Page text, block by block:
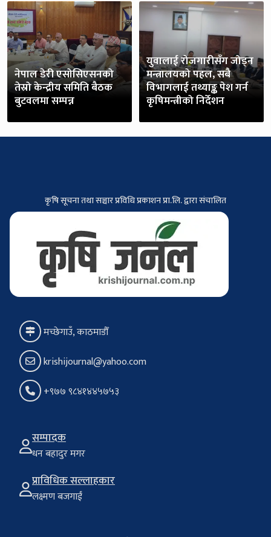
नेपाल डेरी एसोसिएसनको
तेस्रो केन्द्रीय समिति बैठक
बुटवलमा सम्पन्न
युवालाई रोजगारीसँग जोड्न
मन्त्रालयको पहल, सबै
विभागलाई तथ्याङ्क पेश गर्न
कृषिमन्त्रीको निर्देशन
कृषि सूचना तथा सञ्चार प्रविधि प्रकाशन प्रा.लि. द्वारा संचालित
मच्छेगाउँ, काठमाडौँ
krishijournal@yahoo.com
+९७७ ९८४१४४५७५३
सम्पादक
धन बहादुर मगर
प्राविधिक सल्लाहकार
लक्ष्मण बजगाईं